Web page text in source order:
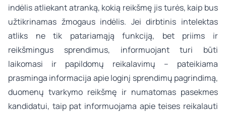
indėlis atliekant atranką, kokią reikšmę jis turės, kaip bus
užtikrinamas žmogaus indėlis. Jei dirbtinis intelektas
atliks ne tik patariamąją funkciją, bet priims ir
reikšmingus sprendimus, informuojant turi būti
laikomasi ir papildomų reikalavimų – pateikiama
prasminga informacija apie loginį sprendimų pagrindimą,
duomenų tvarkymo reikšmę ir numatomas pasekmes
kandidatui, taip pat informuojama apie teises reikalauti